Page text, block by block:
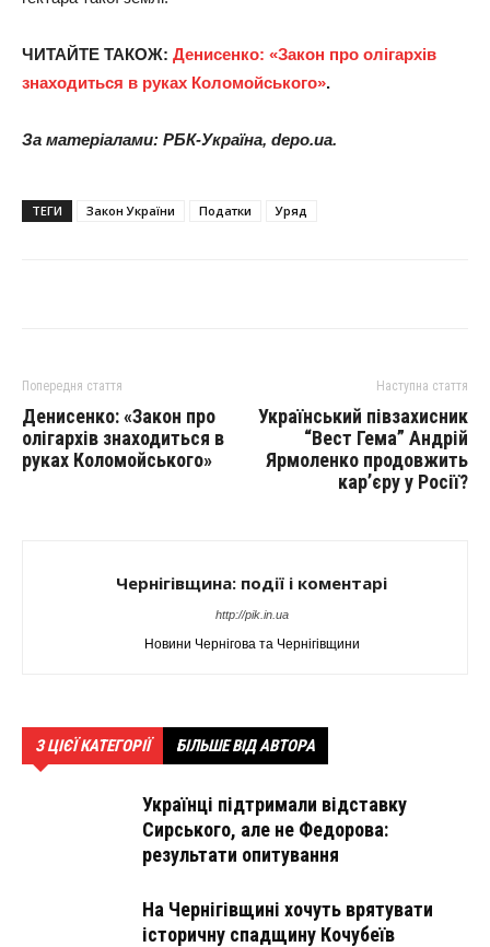
ЧИТАЙТЕ ТАКОЖ: Денисенко: «Закон про олігархів
знаходиться в руках Коломойського».
За матеріалами: РБК-Україна, depo.ua.
ТЕГИ Закон України Податки Уряд
Попередня стаття
Денисенко: «Закон про
олігархів знаходиться в
руках Коломойського»
Наступна стаття
Український півзахисник
“Вест Гема” Андрій
Ярмоленко продовжить
кар’єру у Росії?
Чернігівщина: події і коментарі
http://pik.in.ua
Новини Чернігова та Чернігівщини
З ЦІЄЇ КАТЕГОРІЇ БІЛЬШЕ ВІД АВТОРА
Українці підтримали відставку
Сирського, але не Федорова:
результати опитування
На Чернігівщині хочуть врятувати
історичну спадщину Кочубеїв